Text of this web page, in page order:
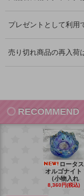
プレゼントとして利用
売り切れ商品の再入荷
RECOMMEND
ロータス
オルゴナイト
（小物入れ
8,360円(税込)